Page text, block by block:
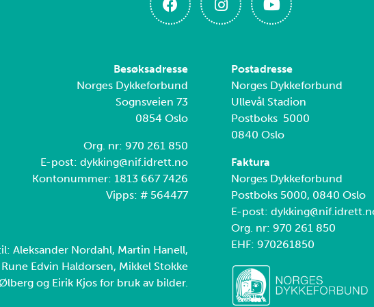
Besøksadresse
Norges Dykkeforbund
Sognsveien 73
0854 Oslo
Org. nr: 970 261 850
E-post: dykking@nif.idrett.no
Kontonummer: 1813 667 7426
Vipps: # 564477
Aleksander Nordahl, Martin Hanell,
Rune Edvin Haldorsen, Mikkel Stokke
og Eirik Kjos for bruk av bilder.
Postadresse
Norges Dykkeforbund
Ullevål Stadion
Postboks 5000
0840 Oslo
Faktura
Norges Dykkeforbund
Postboks 5000, 0840 Oslo
E-post:
Org. nr: 970 261 850
EHF: 970261850